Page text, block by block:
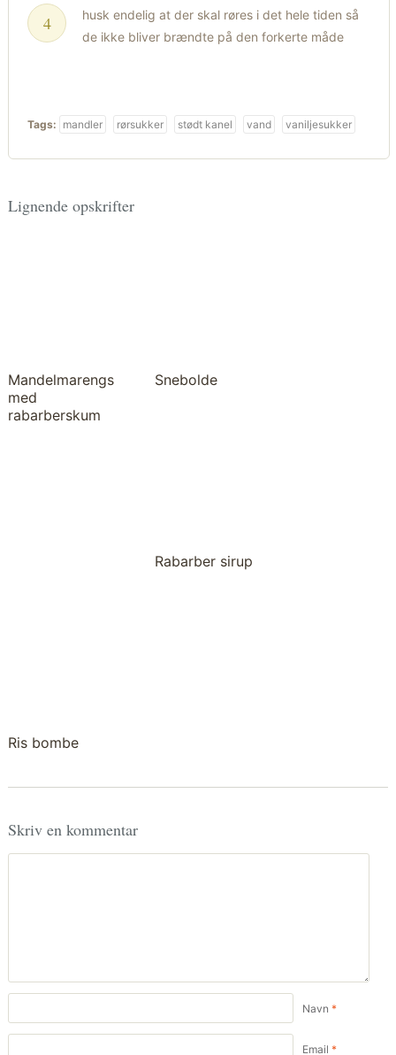
husk endelig at der skal røres i det hele tiden så
de ikke bliver brændte på den forkerte måde
Tags: mandler rørsukker stødt kanel vand vaniljesukker
Lignende opskrifter
Mandelmarengs
med
rabarberskum
Snebolde
Rabarber sirup
Ris bombe
Skriv en kommentar
Navn *
Email *